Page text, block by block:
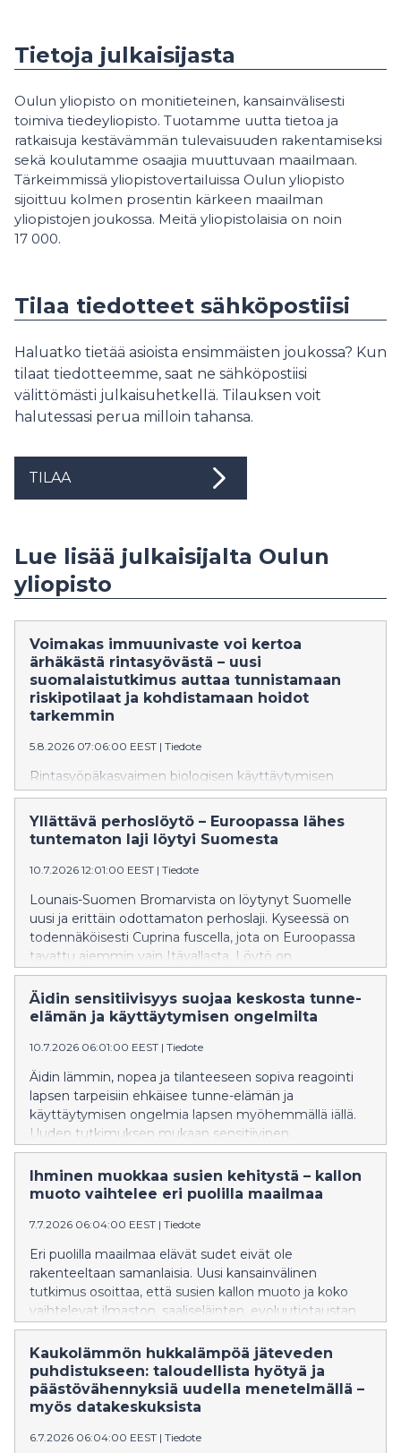
Tietoja julkaisijasta
Oulun yliopisto on monitieteinen, kansainvälisesti
toimiva tiedeyliopisto. Tuotamme uutta tietoa ja
ratkaisuja kestävämmän tulevaisuuden rakentamiseksi
sekä koulutamme osaajia muuttuvaan maailmaan.
Tärkeimmissä yliopistovertailuissa Oulun yliopisto
sijoittuu kolmen prosentin kärkeen maailman
yliopistojen joukossa. Meitä yliopistolaisia on noin
17 000.
Tilaa tiedotteet sähköpostiisi
Haluatko tietää asioista ensimmäisten joukossa? Kun
tilaat tiedotteemme, saat ne sähköpostiisi
välittömästi julkaisuhetkellä. Tilauksen voit
halutessasi perua milloin tahansa.
TILAA
Lue lisää julkaisijalta Oulun
yliopisto
Voimakas immuunivaste voi kertoa
ärhäkästä rintasyövästä – uusi
suomalaistutkimus auttaa tunnistamaan
riskipotilaat ja kohdistamaan hoidot
tarkemmin
5.8.2026 07:06:00 EEST | Tiedote
Rintasyöpäkasvaimen biologisen käyttäytymisen
mittaaminen auttaa tunnistamaan jo varhaisessa
vaiheessa ne potilaat, joiden sairaus on erityisen
aggressiivinen. Oulun yliopiston tutkimus tarjoaa
pohjan uudenlaiselle biomarkkeripaneelille, jonka avulla
tehokkaimmat hoidot voidaan kohdentaa oikealle
Yllättävä perhoslöytö – Euroopassa lähes
tuntematon laji löytyi Suomesta
10.7.2026 12:01:00 EEST | Tiedote
Lounais-Suomen Bromarvista on löytynyt Suomelle
uusi ja erittäin odottamaton perhoslaji. Kyseessä on
todennäköisesti Cuprina fuscella, jota on Euroopassa
tavattu aiemmin vain Itävallasta. Löytö on
poikkeuksellinen, sillä laji kuuluu alaheimoon, jota ei ole
aiemmin havaittu Suomessa eikä muuallakaan
Pohjois-Euroopassa.
Äidin sensitiivisyys suojaa keskosta tunne-
elämän ja käyttäytymisen ongelmilta
10.7.2026 06:01:00 EEST | Tiedote
Äidin lämmin, nopea ja tilanteeseen sopiva reagointi
lapsen tarpeisiin ehkäisee tunne-elämän ja
käyttäytymisen ongelmia lapsen myöhemmällä iällä.
Uuden tutkimuksen mukaan sensitiivinen
vuorovaikutus suojaa etenkin ennenaikaisesti
syntyneitä.
Ihminen muokkaa susien kehitystä – kallon
muoto vaihtelee eri puolilla maailmaa
7.7.2026 06:04:00 EEST | Tiedote
Eri puolilla maailmaa elävät sudet eivät ole
rakenteeltaan samanlaisia. Uusi kansainvälinen
tutkimus osoittaa, että susien kallon muoto ja koko
vaihtelevat ilmaston, saaliseläinten, evoluutiotaustan
sekä yhä enemmän myös ihmisen vaikutuksen
mukaan.
Kaukolämmön hukkalämpöä jäteveden
puhdistukseen: taloudellista hyötyä ja
päästövähennyksiä uudella menetelmällä –
myös datakeskuksista
6.7.2026 06:04:00 EEST | Tiedote